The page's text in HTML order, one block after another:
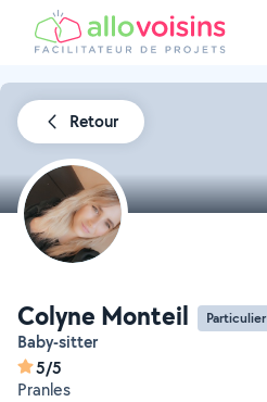
Retour
Colyne Monteil Particulier
Baby-sitter
5/5
Pranles